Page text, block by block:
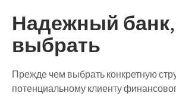
Надежный банк,
выбрать
Прежде чем выбрать конкретную
потенциальному клиенту